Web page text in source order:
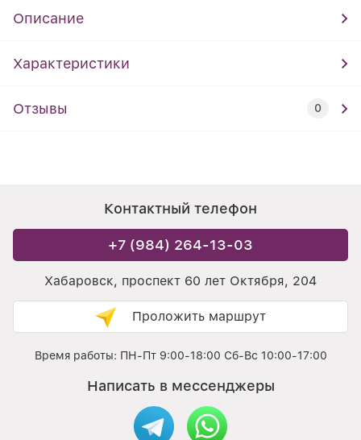
Описание
Характеристики
Отзывы 0
Контактный телефон
+7 (984) 264-13-03
Хабаровск, проспект 60 лет Октября, 204
Проложить маршрут
Время работы: ПН-Пт 9:00-18:00 Сб-Вс 10:00-17:00
Написать в мессенджеры